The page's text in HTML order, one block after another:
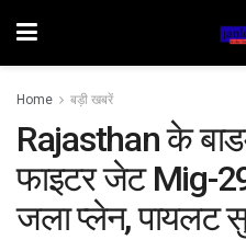
Home बड़ी खबरें
Rajasthan के
फाइटर जेट Mig-
जला प्लेन, पायलट